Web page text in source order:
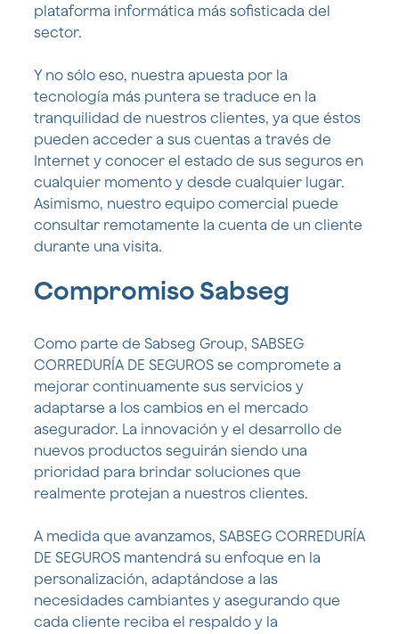
plataforma informática más sofisticada del
sector.
Y no sólo eso, nuestra apuesta por la
tecnología más puntera se traduce en la
tranquilidad de nuestros clientes, ya que éstos
pueden acceder a sus cuentas a través de
Internet y conocer el estado de sus seguros en
cualquier momento y desde cualquier lugar.
Asimismo, nuestro equipo comercial puede
consultar remotamente la cuenta de un cliente
durante una visita.
Compromiso Sabseg
Como parte de Sabseg Group, SABSEG
CORREDURÍA DE SEGUROS se compromete a
mejorar continuamente sus servicios y
adaptarse a los cambios en el mercado
asegurador. La innovación y el desarrollo de
nuevos productos seguirán siendo una
prioridad para brindar soluciones que
realmente protejan a nuestros clientes.
A medida que avanzamos, SABSEG CORREDURÍA
DE SEGUROS mantendrá su enfoque en la
personalización, adaptándose a las
necesidades cambiantes y asegurando que
cada cliente reciba el respaldo y la